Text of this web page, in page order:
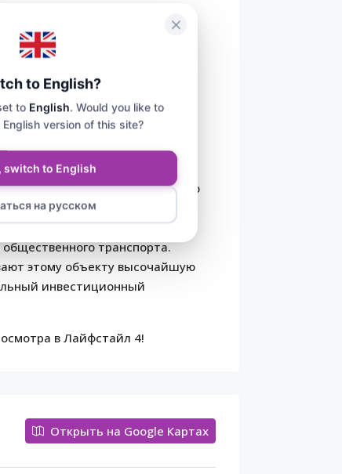
проживания.
части Несебра
пляжей. Этот район полностью
сосредоточена вся
спортивные и детские
транспорта.
этому объекту высочайшую
инвестиционный
в Лайфстайл 4!
Открыть на Google Картах
to English?
to English. Would you like to
version of this site?
switch to English
на русском